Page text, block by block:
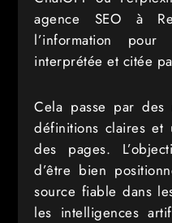
agence SEO à
l’information pour
interprétée et citée
Cela passe par des
définitions claires et
des pages.
d’être bien
source fiable dans
les intelligences